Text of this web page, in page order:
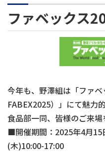
ファベックス
今年も、野澤組は「ファ
FABEX2025） 」にて魅力
食品部一同、皆様のご来場
■開催期間：2025年4月
(木)10:00-17:00